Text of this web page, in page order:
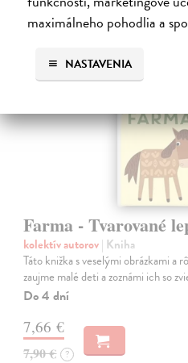
maximálneho pohodlia a
NASTAVENIA
Farma - Tvarované
kolektív autorov| Kniha
Táto knižka s veselými obrázkami a
zaujme malé deti a zoznámi ich so
Do 4 dní
7,66 €
7,90 € ?